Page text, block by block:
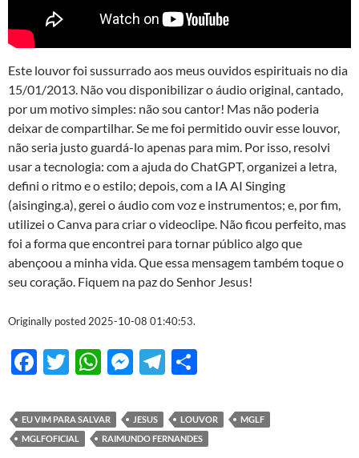
Este louvor foi sussurrado aos meus ouvidos espirituais no dia
15/01/2013. Não vou disponibilizar o áudio original, cantado,
por um motivo simples: não sou cantor! Mas não poderia
deixar de compartilhar. Se me foi permitido ouvir esse louvor,
não seria justo guardá-lo apenas para mim. Por isso, resolvi
usar a tecnologia: com a ajuda do ChatGPT, organizei a letra,
defini o ritmo e o estilo; depois, com a IA AI Singing
(aisinging.a), gerei o áudio com voz e instrumentos; e, por fim,
utilizei o Canva para criar o videoclipe. Não ficou perfeito, mas
foi a forma que encontrei para tornar público algo que
abençoou a minha vida. Que essa mensagem também toque o
seu coração. Fiquem na paz do Senhor Jesus!
Originally posted 2025-10-08 01:40:53.
F
e
b
T
itt
er
W
at
s
M
se
n
T
e
gr
ar
e
EU VIM PARA SALVAR JESUS LOUVOR
MGLF
MGLFOFICIAL
RAIMUNDO FERNANDES